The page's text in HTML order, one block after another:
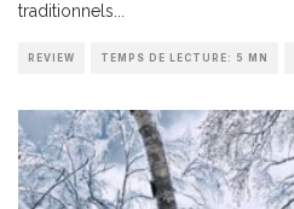
traditionnels...
REVIEW TEMPS DE LECTURE: 5 MN